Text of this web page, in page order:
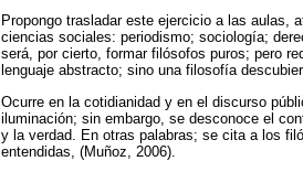
Propongo trasladar este ejercicio a las aulas,
ciencias sociales: periodismo; sociología;
será, por cierto, formar filósofos puros; pero
lenguaje abstracto; sino una filosofía
Ocurre en la cotidianidad y en el discurso
iluminación; sin embargo, se desconoce el
y la verdad. En otras palabras; se cita a los
entendidas, (Muñoz, 2006).